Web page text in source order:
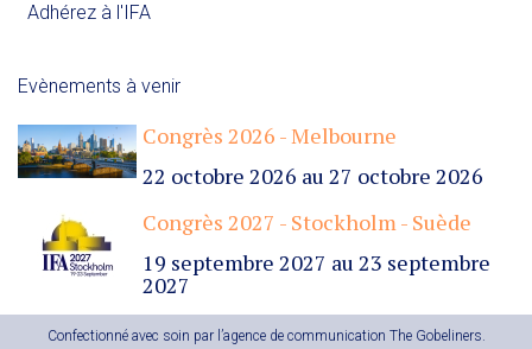
Adhérez à l'IFA
Evènements à venir
Congrès 2026 - Melbourne
22 octobre 2026 au 27 octobre 2026
Congrès 2027 - Stockholm - Suède
19 septembre 2027 au 23 septembre
2027
Confectionné avec soin par l’agence de communication The Gobeliners.